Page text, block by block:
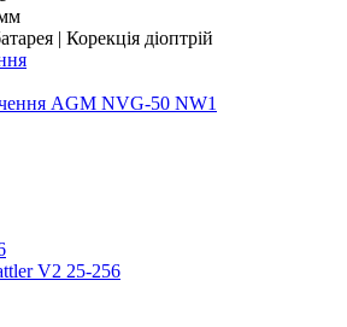
| Корекція діоптрій